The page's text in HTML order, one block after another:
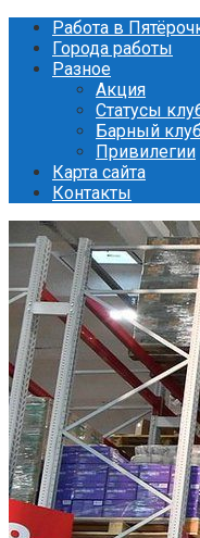
Перейти
контенту
Работа в
Города работы
Разное
Акция
Статусы
Барный клуб
Привилегии
Карта сайта
Контакты